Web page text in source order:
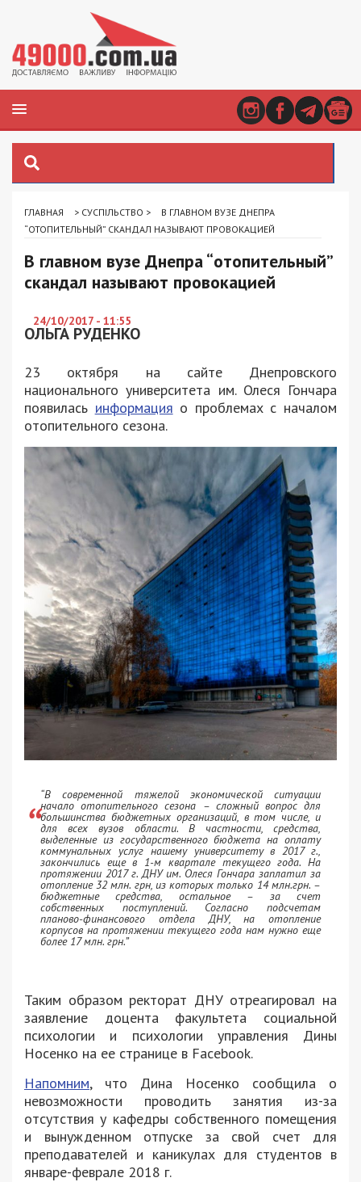
ГЛАВНАЯ > СУСПІЛЬСТВО >
В ГЛАВНОМ ВУЗЕ ДНЕПРА
“ОТОПИТЕЛЬНЫЙ” СКАНДАЛ НАЗЫВАЮТ ПРОВОКАЦИЕЙ
В главном вузе Днепра “отопительный”
скандал называют провокацией
24/10/2017 - 11:55
ОЛЬГА РУДЕНКО
23 октября на сайте Днепровского
национального университета им. Олеся Гончара
появилась информация о проблемах с началом
отопительного сезона.
“В современной тяжелой экономической ситуации
начало отопительного сезона – сложный вопрос для
большинства бюджетных организаций, в том числе, и
для всех вузов области. В частности, средства,
выделенные из государственного бюджета на оплату
коммунальных услуг нашему университету в 2017 г.,
закончились еще в 1-м квартале текущего года. На
протяжении 2017 г. ДНУ им. Олеся Гончара заплатил за
отопление 32 млн. грн, из которых только 14 млн.грн. –
бюджетные средства, остальное – за счет
собственных поступлений. Согласно подсчетам
планово-финансового отдела ДНУ, на отопление
корпусов на протяжении текущего года нам нужно еще
более 17 млн. грн.”
Таким образом ректорат ДНУ отреагировал на
заявление доцента факультета социальной
психологии и психологии управления Дины
Носенко на ее странице в Facebook.
Напомним, что Дина Носенко сообщила о
невозможности проводить занятия из-за
отсутствия у кафедры собственного помещения
и вынужденном отпуске за свой счет для
преподавателей и каникулах для студентов в
январе-феврале 2018 г.